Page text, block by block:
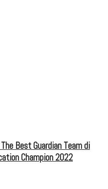
Best Guardian Team di
Champion 2022